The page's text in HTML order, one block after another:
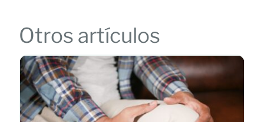
Otros artículos